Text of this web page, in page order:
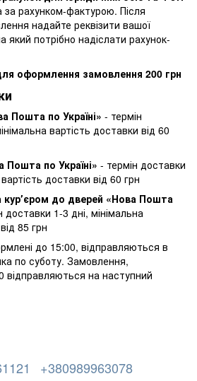
за рахунком-фактурою. Після
надайте реквізити вашої
який потрібно надіслати рахунок-
оформлення замовлення 200 грн
Пошта по Україні» - термін
вартість доставки від 60
по Україні» - термін доставки
доставки від 60 грн
курʼєром до дверей «Нова Пошта
доставки 1-3 дні, мінімальна
85 грн
до 15:00, відправляються в
по суботу. Замовлення,
відправляються на наступний
+380989963078